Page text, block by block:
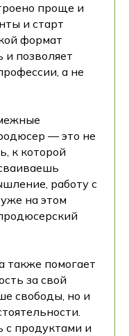
проще и
и старт
формат
и позволяет
а не
— это не
к которой
работу с
на этом
также помогает
за свой
свободы, но и
с продуктами и